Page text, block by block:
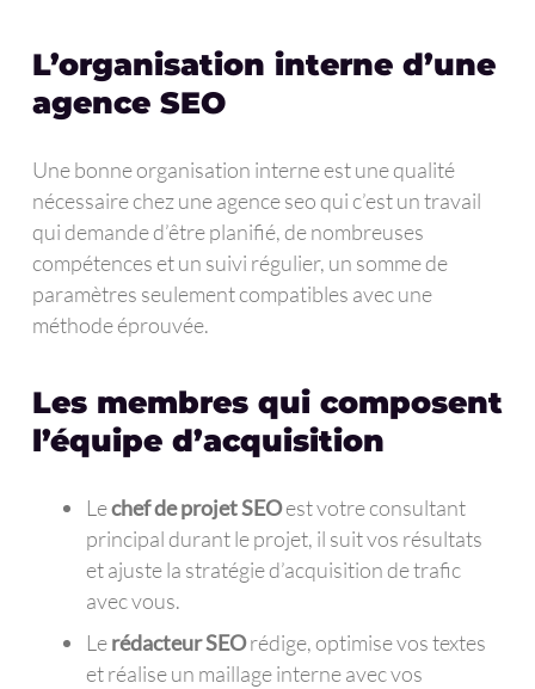
L’organisation interne d’une
agence SEO
Une bonne organisation interne est une qualité
nécessaire chez une agence seo qui c’est un travail
qui demande d’être planifié, de nombreuses
compétences et un suivi régulier, un somme de
paramètres seulement compatibles avec une
méthode éprouvée.
Les membres qui composent
l’équipe d’acquisition
Lechef de projet SEOest votre consultant
principal durant le projet, il suit vos résultats
et ajuste la stratégie d’acquisition de trafic
avec vous.
Lerédacteur SEOrédige, optimise vos textes
et réalise un maillage interne avec vos